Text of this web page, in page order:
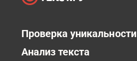
Проверка уникальности
Анализ текста